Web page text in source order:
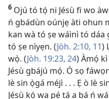
6 Ojú tó tọ́ ni Jésù fi wo
ń gbádùn oúnjẹ àti ohun
kan wà tó ṣe wáìnì tó dáa
tó ṣe nìyẹn. (Jòh. 2:10, 11)
wọ̀. (Jòh. 19:23, 24) Àmọ́
Jésù gbájú mọ́. Ó sọ
lè sin ọ̀gá méjì . . . Ẹ ò lè
Jésù kọ́ wa pé tá a bá ń